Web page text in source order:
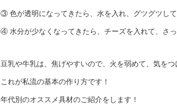
③ 色が透明になってきたら、水を入れ、グツグツし
④ 水分が少なくなってきたら、チーズを入れて、さっ
豆乳や牛乳は、焦げやすいので、火を弱めて、気を
これが私流の基本の作り方です！
年代別のオススメ具材のご紹介をします！